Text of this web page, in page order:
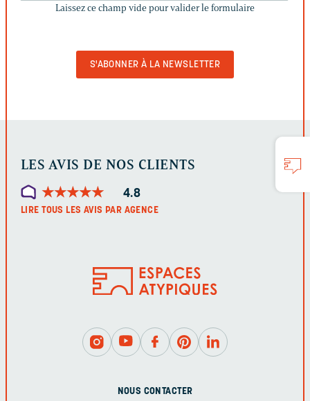
CHAMP
Laissez ce champ vide pour valider le formulaire
LES AVIS DE NOS CLIENTS
★★★★★
★★★★★ 4.8
LIRE TOUS LES AVIS PAR AGENCE
NOUS CONTACTER